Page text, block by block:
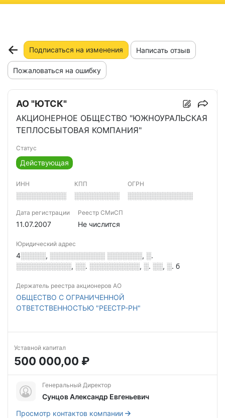
Подписаться на изменения Написать отзыв
Пожаловаться на ошибку
АО "ЮТСК"
АКЦИОНЕРНОЕ ОБЩЕСТВО "ЮЖНОУРАЛЬСКАЯ
ТЕПЛОСБЫТОВАЯ КОМПАНИЯ"
Статус
Действующая
ИНН
░░░░░░░░░░
КПП
░░░░░░░░░
ОГРН
░░░░░░░░░░░░░
Дата регистрации
11.07.2007
Реестр СМиСП
Не числится
Юридический адрес
4░░░░░, ░░░░░░░░░░░ ░░░░░░░, ░.
░░░░░░░░░░░, ░░. ░░░░░░░░░░, ░. ░░, ░. б
Держатель реестра акционеров АО
ОБЩЕСТВО С ОГРАНИЧЕННОЙ
ОТВЕТСТВЕННОСТЬЮ "РЕЕСТР-РН"
Уставной капитал
500 000,00 ₽
Генеральный Директор
Сунцов Александр Евгеньевич
Просмотр контактов компании